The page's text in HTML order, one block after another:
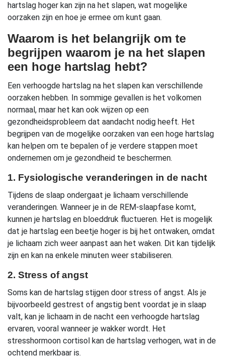
hartslag hoger kan zijn na het slapen, wat mogelijke
oorzaken zijn en hoe je ermee om kunt gaan.
Waarom is het belangrijk om te
begrijpen waarom je na het slapen
een hoge hartslag hebt?
Een verhoogde hartslag na het slapen kan verschillende
oorzaken hebben. In sommige gevallen is het volkomen
normaal, maar het kan ook wijzen op een
gezondheidsprobleem dat aandacht nodig heeft. Het
begrijpen van de mogelijke oorzaken van een hoge hartslag
kan helpen om te bepalen of je verdere stappen moet
ondernemen om je gezondheid te beschermen.
1. Fysiologische veranderingen in de nacht
Tijdens de slaap ondergaat je lichaam verschillende
veranderingen. Wanneer je in de REM-slaapfase komt,
kunnen je hartslag en bloeddruk fluctueren. Het is mogelijk
dat je hartslag een beetje hoger is bij het ontwaken, omdat
je lichaam zich weer aanpast aan het waken. Dit kan tijdelijk
zijn en kan na enkele minuten weer stabiliseren.
2. Stress of angst
Soms kan de hartslag stijgen door stress of angst. Als je
bijvoorbeeld gestrest of angstig bent voordat je in slaap
valt, kan je lichaam in de nacht een verhoogde hartslag
ervaren, vooral wanneer je wakker wordt. Het
stresshormoon cortisol kan de hartslag verhogen, wat in de
ochtend merkbaar is.